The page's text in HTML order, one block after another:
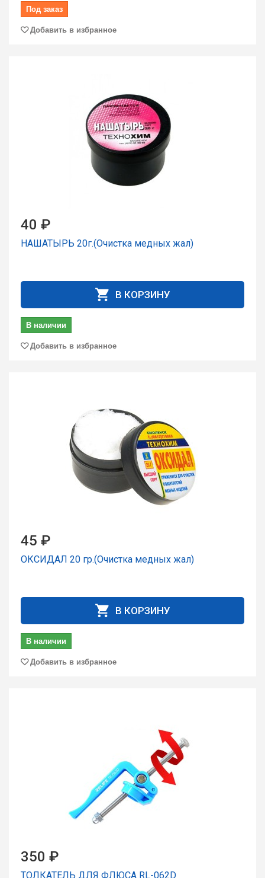
Под заказ
Добавить в избранное
40 ₽
НАШАТЫРЬ 20г.(Очистка медных жал)
В КОРЗИНУ
В наличии
Добавить в избранное
45 ₽
ОКСИДАЛ 20 гр.(Очистка медных жал)
В КОРЗИНУ
В наличии
Добавить в избранное
350 ₽
ТОЛКАТЕЛЬ ДЛЯ ФЛЮСА RL-062D